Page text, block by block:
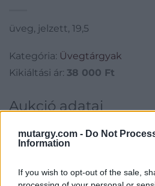
mutargy.com - Do Not
Information
If you wish to opt-out of the sale,
üveg, jelzett, 19,5
Kategória: Üvegtárgyak
Kikiáltási ár: 38 000 Ft
Aukció adatai
Aukció dátuma: 2023.12.13
Aukció helye: II. Zsigmond tér 8.